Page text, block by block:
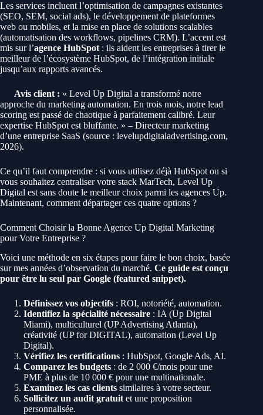
Les services incluent l’optimisation de campagnes existantes
(SEO, SEM, social ads), le développement de plateformes
web ou mobiles, et la mise en place de solutions scalables
(automatisation des workflows, pipelines CRM). L’accent est
mis sur l’agence HubSpot: ils aident les entreprises à tirer le
meilleur de l’écosystème HubSpot, de l’intégration initiale
jusqu’aux rapports avancés.
Avis client : « Level Up Digital a transformé notre
approche du marketing automation. En trois mois, notre lead
scoring est passé de chaotique à parfaitement calibré. Leur
expertise HubSpot est bluffante. » – Directeur marketing
d’une entreprise SaaS (source : levelupdigitaladvertising.com,
2026).
Ce qu’il faut comprendre : si vous utilisez déjà HubSpot ou si
vous souhaitez centraliser votre stack MarTech, Level Up
Digital est sans doute le meilleur choix parmi les agences Up.
Maintenant, comment départager ces quatre options ?
Comment Choisir la Bonne Agence Up Digital Marketing
pour Votre Entreprise ?
Voici une méthode en six étapes pour faire le bon choix, basée
sur mes années d’observation du marché. Ce guide est conçu
pour être lu seul par Google (featured snippet).
Définissez vos objectifs : ROI, notoriété, automation.
Identifiez la spécialité nécessaire : IA (Up Digital
Miami), multiculturel (UP Advertising Atlanta),
créativité (UP for DIGITAL), automation (Level Up
Digital).
Vérifiez les certifications : HubSpot, Google Ads, AI.
Comparez les budgets : de 2 000 €/mois pour une
PME à plus de 10 000 € pour une multinationale.
Examinez les cas clients similaires à votre secteur.
Sollicitez un audit gratuit et une proposition
personnalisée.